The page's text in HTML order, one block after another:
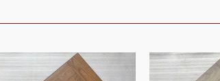
CDF Malaysia
CDF Malaysia
CDF Malaysia